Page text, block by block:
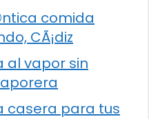
comida
CÃ¡diz
al vapor sin
casera para tus